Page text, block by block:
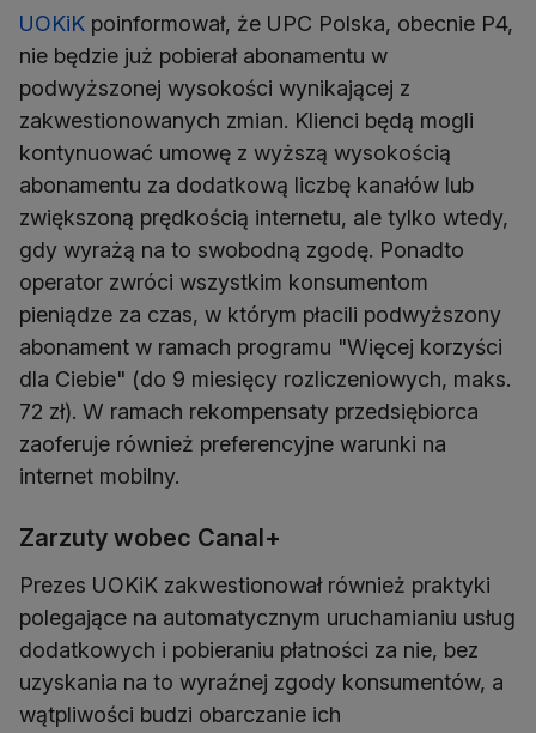
UOKiK poinformował, że UPC Polska, obecnie P4,
nie będzie już pobierał abonamentu w
podwyższonej wysokości wynikającej z
zakwestionowanych zmian. Klienci będą mogli
kontynuować umowę z wyższą wysokością
abonamentu za dodatkową liczbę kanałów lub
zwiększoną prędkością internetu, ale tylko wtedy,
gdy wyrażą na to swobodną zgodę. Ponadto
operator zwróci wszystkim konsumentom
pieniądze za czas, w którym płacili podwyższony
abonament w ramach programu "Więcej korzyści
dla Ciebie" (do 9 miesięcy rozliczeniowych, maks.
72 zł). W ramach rekompensaty przedsiębiorca
zaoferuje również preferencyjne warunki na
internet mobilny.
Zarzuty wobec Canal+
Prezes UOKiK zakwestionował również praktyki
polegające na automatycznym uruchamianiu usług
dodatkowych i pobieraniu płatności za nie, bez
uzyskania na to wyraźnej zgody konsumentów, a
wątpliwości budzi obarczanie ich